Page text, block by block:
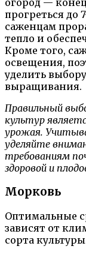
прогреться до
саженцам
тепло и
Кроме того,
освещения,
уделить
выращивания.
Правильный
культур
урожая.
уделяйте
требованиям
здоровой и
Морковь
Оптимальные
зависят от
сорта